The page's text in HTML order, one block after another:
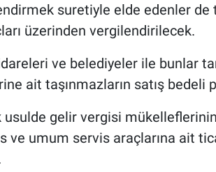
suretiyle elde edenler
üzerinden vergilendirilecek.
ve belediyeler ile bunlar
ait taşınmazların satış
usulde gelir vergisi
ve umum servis araçlarına ait